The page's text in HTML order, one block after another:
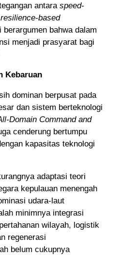
antaraspeed-
resilience-based
berargumen bahwa dalam
menjadi prasyarat bagi
Kebaruan
dominan berpusat pada
dan sistem berteknologi
Domain Command and
cenderung bertumpu
kapasitas teknologi
adaptasi teori
kepulauan menengah
udara-laut
minimnya integrasi
wilayah, logistik
regenerasi
belum cukupnya